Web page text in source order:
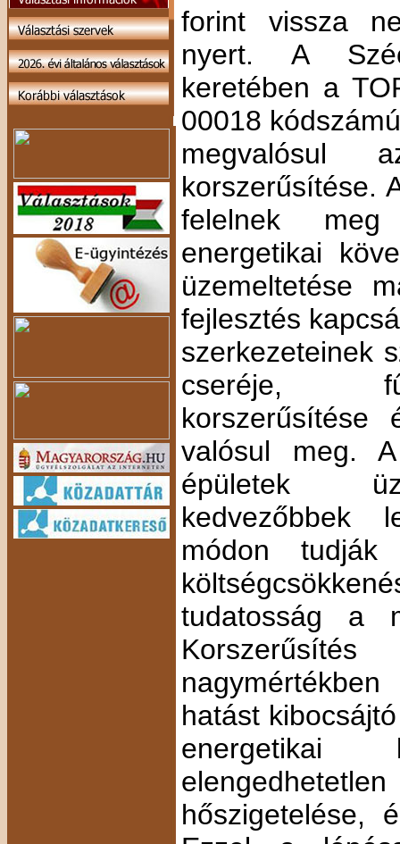
forint vissza
nyert. A
keretében a
00018
megvalósul
korszerűsítése.
felelnek
energetikai
üzemeltetése
fejlesztés
szerkezeteinek
cseréje,
korszerűsítése
valósul meg.
épületek
kedvezőbbek
módon
tudatosság a
hatást
energetikai
hőszigetelése,